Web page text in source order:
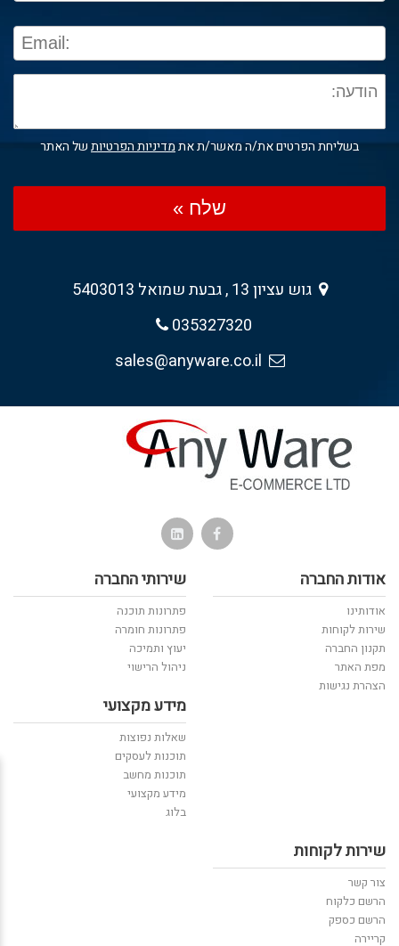
בשליחת הפרטים את/ה מאשר/ת אתמדיניות הפרטיותשל האתר
שלח »
גוש עציון 13 , גבעת שמואל 5403013
035327320
אודות החברה
אודותינו
שירות לקוחות
תקנון החברה
מפת האתר
הצהרת נגישות
שירותי החברה
פתרונות תוכנה
פתרונות חומרה
יעוץ ותמיכה
ניהול הרישוי
מידע מקצועי
שאלות נפוצות
תוכנות לעסקים
תוכנות מחשב
מידע מקצועי
בלוג
שירות לקוחות
צור קשר
הרשם כלקוח
הרשם כספק
קריירה